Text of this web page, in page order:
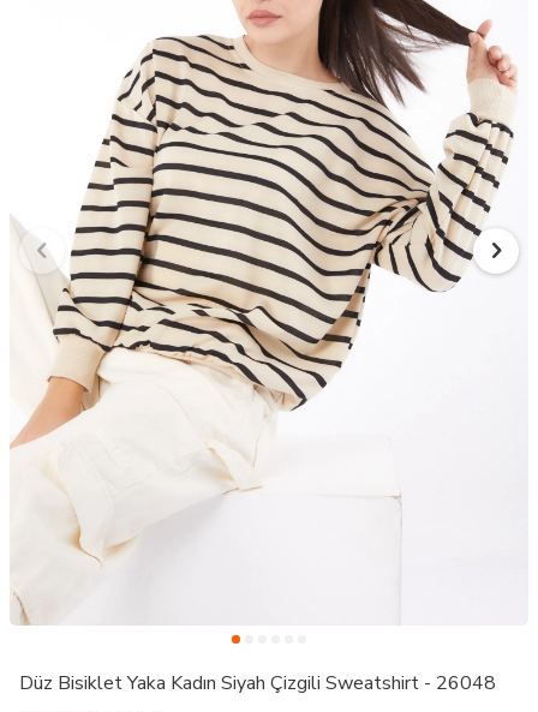
Düz Bisiklet Yaka Kadın Siyah Çizgili Sweatshirt - 26048